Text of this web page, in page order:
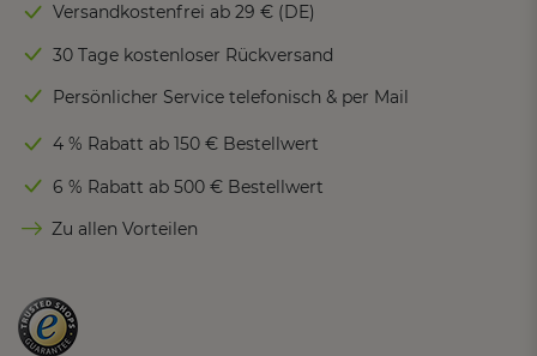
Versandkostenfrei ab 29 € (DE)
30 Tage kostenloser Rückversand
Persönlicher Service telefonisch & per Mail
4 % Rabatt ab 150 € Bestellwert
6 % Rabatt ab 500 € Bestellwert
Zu allen Vorteilen